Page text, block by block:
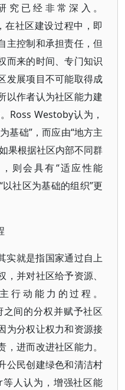
究已经非常深入。
社区建设过程中，即
主控制和承担责任，但
而来的时间、专门知识
发展项目不可能取得成
以作者认为社区能力建
Ross Westoby认为，
基础”，而应由“地方主
果根据社区内部不同群
则会具有“适应性能
以社区为基础的组织”更
实就是指国家通过自上
并对社区给予资源、
行动能力的过程。
间的分权并赋予社区
为分权让权力和资源接
进而改进社区能力。
公民创建绿色和清洁村
人认为，增强社区能